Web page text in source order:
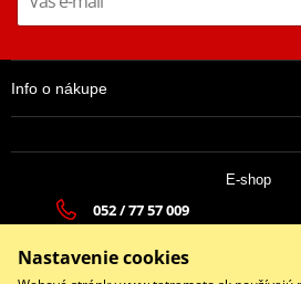
Info o nákupe
E-shop
052 / 77 57 009
Po - Pia 9:00-17:00 | So: 9:00-
Nastavenie cookies